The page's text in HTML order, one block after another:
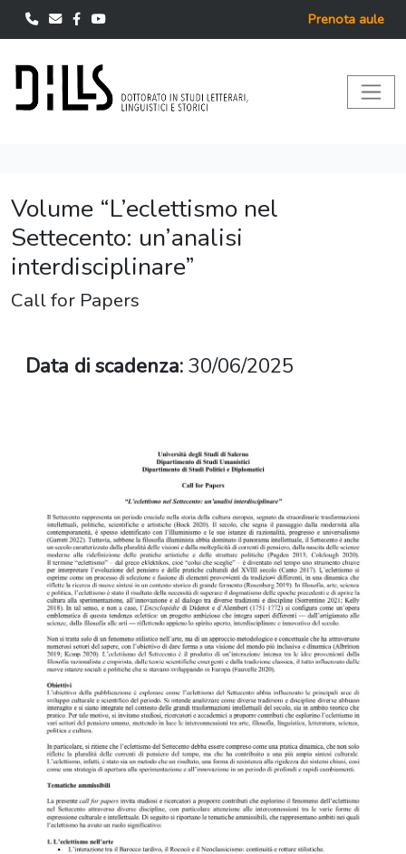
Prenota aule
Volume “L’eclettismo nel
Settecento: un’analisi
interdisciplinare”
Call for Papers
Data di scadenza:30/06/2025